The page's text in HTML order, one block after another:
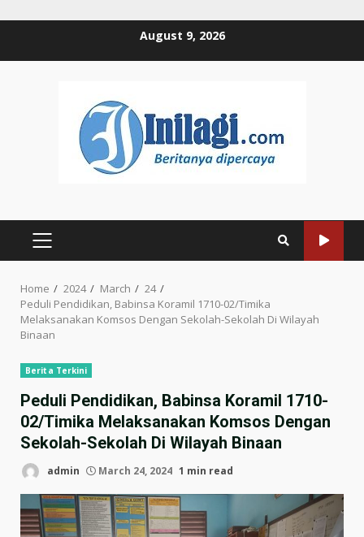
August 9, 2026
PRIMARY
Home 2024 March
24
Peduli Pendidikan, Babinsa Koramil 1710-02/Timika
Melaksanakan Komsos Dengan Sekolah-Sekolah Di Wilayah
Binaan
Berita Terkini
Peduli Pendidikan, Babinsa Koramil 1710-
02/Timika Melaksanakan Komsos Dengan
Sekolah-Sekolah Di Wilayah Binaan
admin March 24, 2024 1 min read